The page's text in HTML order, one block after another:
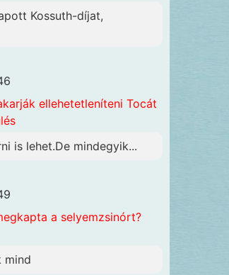
Kossuth-díjat,
ellehetetleníteni Tocát
is lehet.De mindegyik...
a selyemzsinórt?
mind